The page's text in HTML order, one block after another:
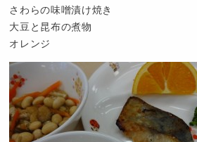
ば
め
さわらの味噌漬け焼き
大豆と昆布の煮物
オレンジ